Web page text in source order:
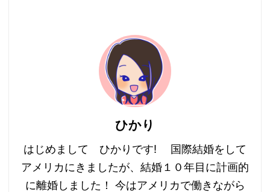
ひかり
はじめまして ひかりです! 国際結婚をして
アメリカにきましたが、結婚１０年目に計画的
に離婚しました！ 今はアメリカで働きながら